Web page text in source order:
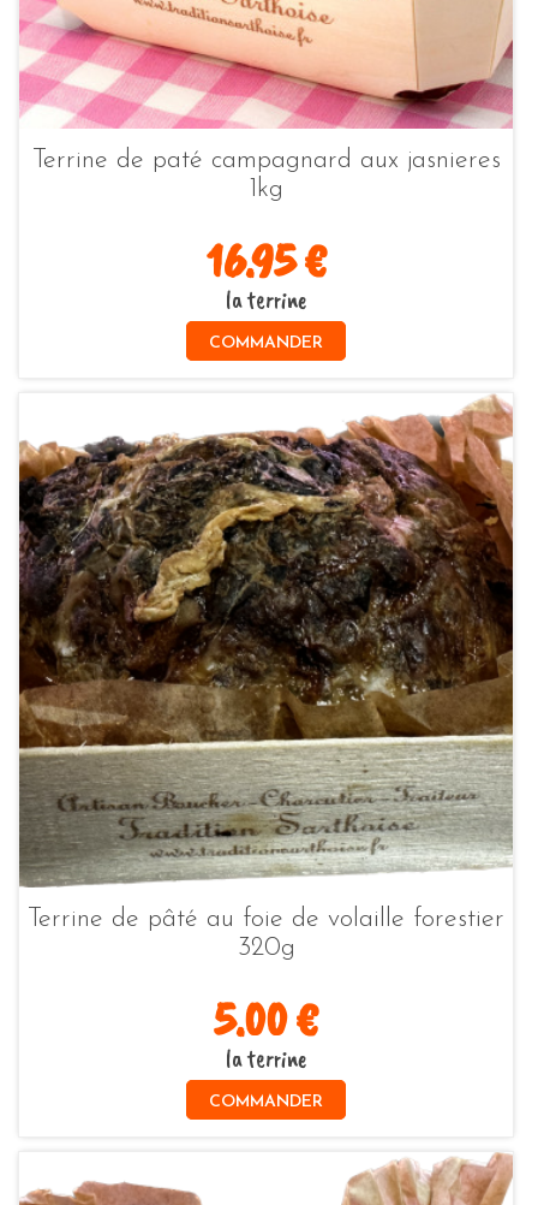
Terrine de paté campagnard aux jasnieres
1kg
16.95 €
la terrine
COMMANDER
Terrine de pâté au foie de volaille forestier
320g
5.00 €
la terrine
COMMANDER